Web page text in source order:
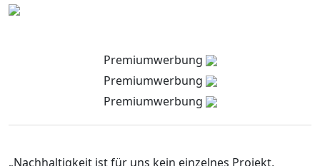
Premiumwerbung
Premiumwerbung
Premiumwerbung
„Nachhaltigkeit ist für uns kein einzelnes Projekt,